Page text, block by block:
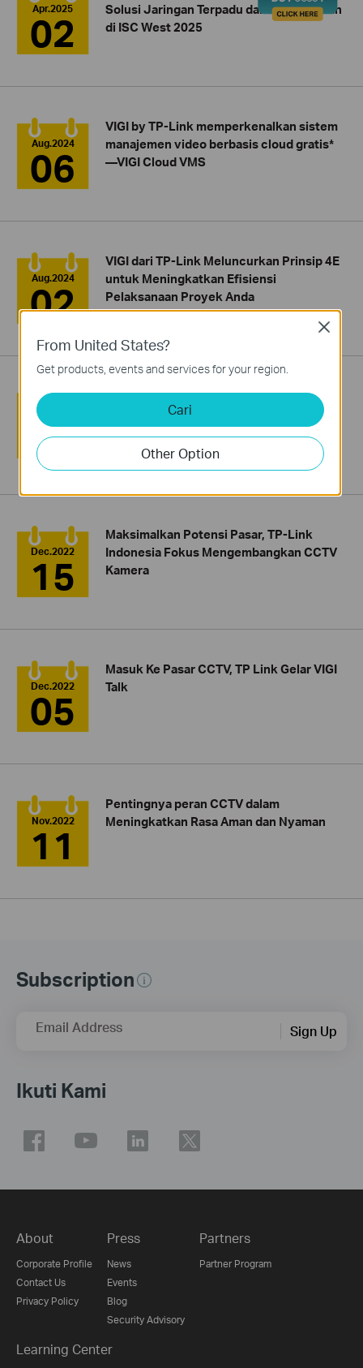
Apr.2025
02
Solusi Jaringan Terpadu dan Pengawasan
di ISC West 2025
Aug.2024
06
VIGI by TP-Link memperkenalkan sistem
manajemen video berbasis cloud gratis*
—VIGI Cloud VMS
Aug.2024
02
VIGI dari TP-Link Meluncurkan Prinsip 4E
untuk Meningkatkan Efisiensi
Pelaksanaan Proyek Anda
Jun.2024
28
TP-Link Perkenalkan Solusi Jaringan dan
Pengawasan Terintegrasi Terbaru pada
APAC Enterprise Partner Summit 2024 di
Bangkok
Dec.2022
15
Maksimalkan Potensi Pasar, TP-Link
Indonesia Fokus Mengembangkan CCTV
Kamera
Dec.2022
05
Masuk Ke Pasar CCTV, TP Link Gelar VIGI
Talk
Nov.2022
11
Pentingnya peran CCTV dalam
Meningkatkan Rasa Aman dan Nyaman
Subscription
Email Address Sign Up
Ikuti Kami
About
Corporate Profile
Contact Us
Privacy Policy
Press
News
Events
Blog
Security Advisory
Partners
Partner Program
Learning Center
From United States?
Get products, events and services for your region.
Cari
Other Option
Close